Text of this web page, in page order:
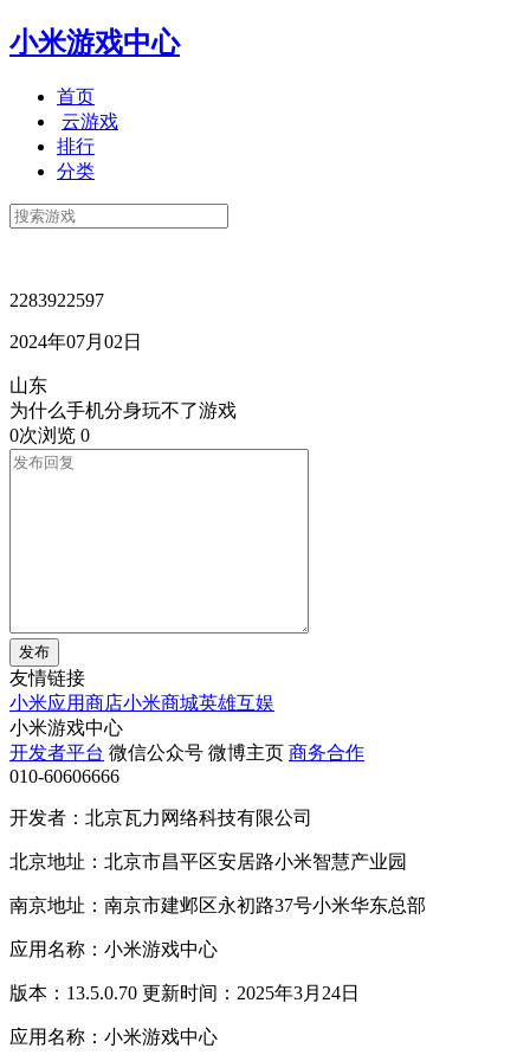
小米游戏中心
首页
云游戏
排行
分类
2283922597
2024年07月02日
山东
为什么手机分身玩不了游戏
0次浏览 0
发布
友情链接
小米应用商店小米商城英雄互娱
小米游戏中心
开发者平台 微信公众号 微博主页 商务合作
010-60606666
开发者：北京瓦力网络科技有限公司
北京地址：北京市昌平区安居路小米智慧产业园
南京地址：南京市建邺区永初路37号小米华东总部
应用名称：小米游戏中心
版本：13.5.0.70 更新时间：2025年3月24日
应用名称：小米游戏中心